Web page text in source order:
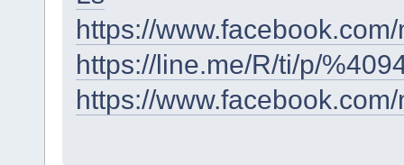
https://
https://line.me/R/ti/p/
https://